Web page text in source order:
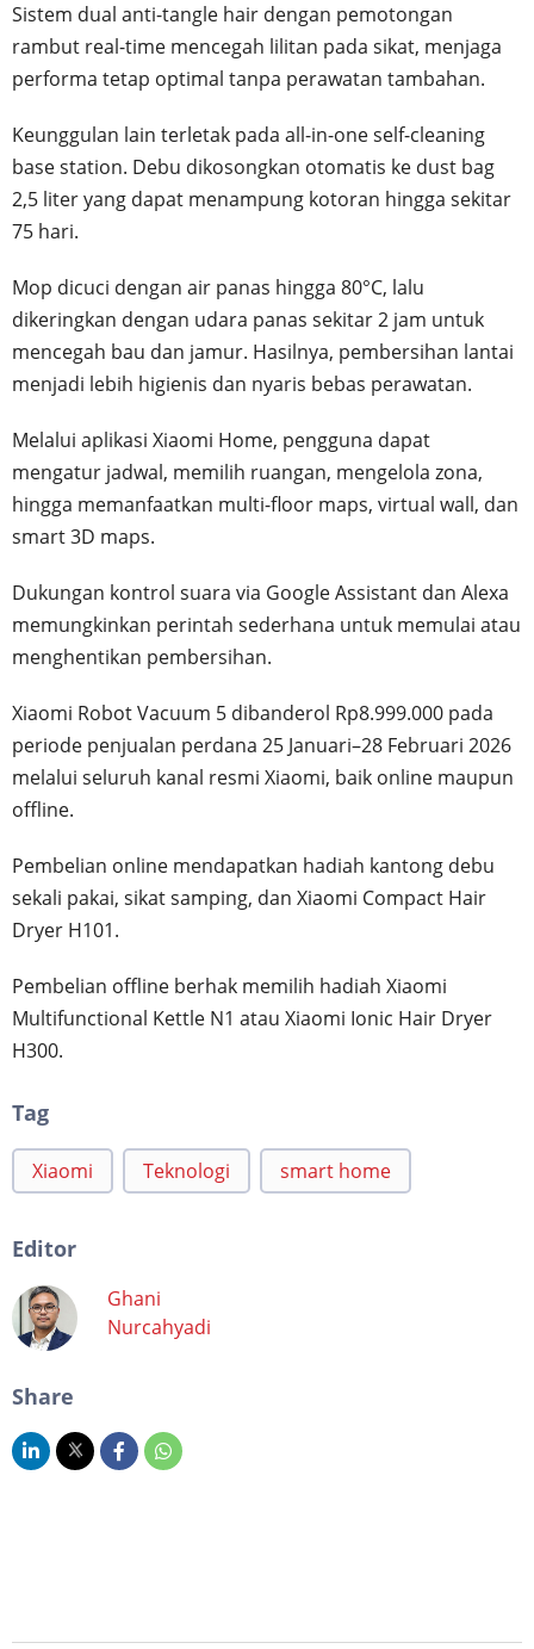
Sistem dual anti-tangle hair dengan pemotongan
rambut real-time mencegah lilitan pada sikat, menjaga
performa tetap optimal tanpa perawatan tambahan.
Keunggulan lain terletak pada all-in-one self-cleaning
base station. Debu dikosongkan otomatis ke dust bag
2,5 liter yang dapat menampung kotoran hingga sekitar
75 hari.
Mop dicuci dengan air panas hingga 80°C, lalu
dikeringkan dengan udara panas sekitar 2 jam untuk
mencegah bau dan jamur. Hasilnya, pembersihan lantai
menjadi lebih higienis dan nyaris bebas perawatan.
Melalui aplikasi Xiaomi Home, pengguna dapat
mengatur jadwal, memilih ruangan, mengelola zona,
hingga memanfaatkan multi-floor maps, virtual wall, dan
smart 3D maps.
Dukungan kontrol suara via Google Assistant dan Alexa
memungkinkan perintah sederhana untuk memulai atau
menghentikan pembersihan.
Xiaomi Robot Vacuum 5 dibanderol Rp8.999.000 pada
periode penjualan perdana 25 Januari–28 Februari 2026
melalui seluruh kanal resmi Xiaomi, baik online maupun
offline.
Pembelian online mendapatkan hadiah kantong debu
sekali pakai, sikat samping, dan Xiaomi Compact Hair
Dryer H101.
Pembelian offline berhak memilih hadiah Xiaomi
Multifunctional Kettle N1 atau Xiaomi Ionic Hair Dryer
H300.
Tag
Xiaomi Teknologi smart home
Editor
Ghani
Nurcahyadi
Share